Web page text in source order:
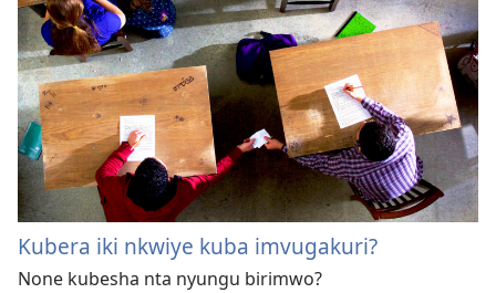
Kubera iki nkwiye kuba imvugakuri?
None kubesha nta nyungu birimwo?